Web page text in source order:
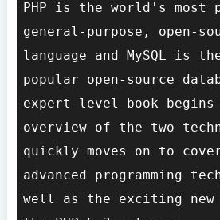
PHP is the world's most
general-purpose, open-
language and MySQL is
popular open-source
expert-level book
overview of the two
quickly moves on to
advanced programming
well as the exciting